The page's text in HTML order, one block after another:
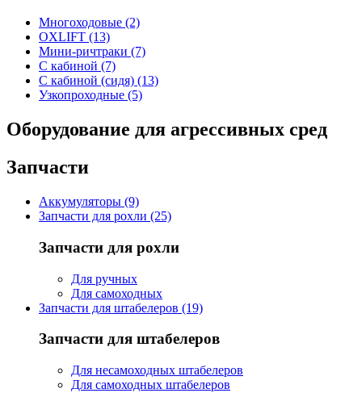
Многоходовые (2)
OXLIFT (13)
Мини-ричтраки (7)
С кабиной (7)
С кабиной (сидя) (13)
Узкопроходные (5)
Оборудование для агрессивных сред
Запчасти
Аккумуляторы (9)
Запчасти для рохли (25)
Запчасти для рохли
Для ручных
Для самоходных
Запчасти для штабелеров (19)
Запчасти для штабелеров
Для несамоходных штабелеров
Для самоходных штабелеров